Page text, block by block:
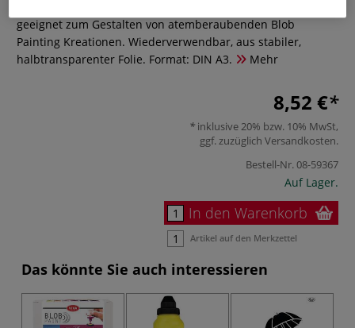
geeignet zum Gestalten von atemberaubenden Blob
Painting Kreationen. Wiederverwendbar, aus stabiler,
halbtransparenter Folie. Format: DIN A3.
Mehr
8,52 €
inklusive 20% bzw. 10% MwSt,
ggf. zuzüglich Versandkosten.
Bestell-Nr.08-59367
Auf Lager.
In den Warenkorb
Artikel auf den Merkzettel
Das könnte Sie auch interessieren